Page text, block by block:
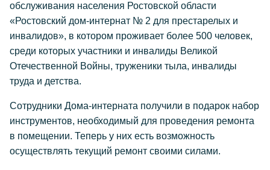
обслуживания населения Ростовской области
«Ростовский дом-интернат № 2 для престарелых и
инвалидов», в котором проживает более 500 человек,
среди которых участники и инвалиды Великой
Отечественной Войны, труженики тыла, инвалиды
труда и детства.
Сотрудники Дома-интерната получили в подарок набор
инструментов, необходимый для проведения ремонта
в помещении. Теперь у них есть возможность
осуществлять текущий ремонт своими силами.